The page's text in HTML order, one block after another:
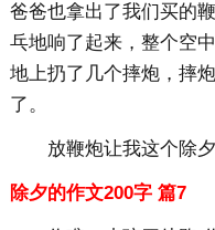
爸爸也拿出了我们买的
乓地响了起来，整个空
地上扔了几个摔炮，摔
了。
放鞭炮让我这个除
除夕的作文200字 篇7